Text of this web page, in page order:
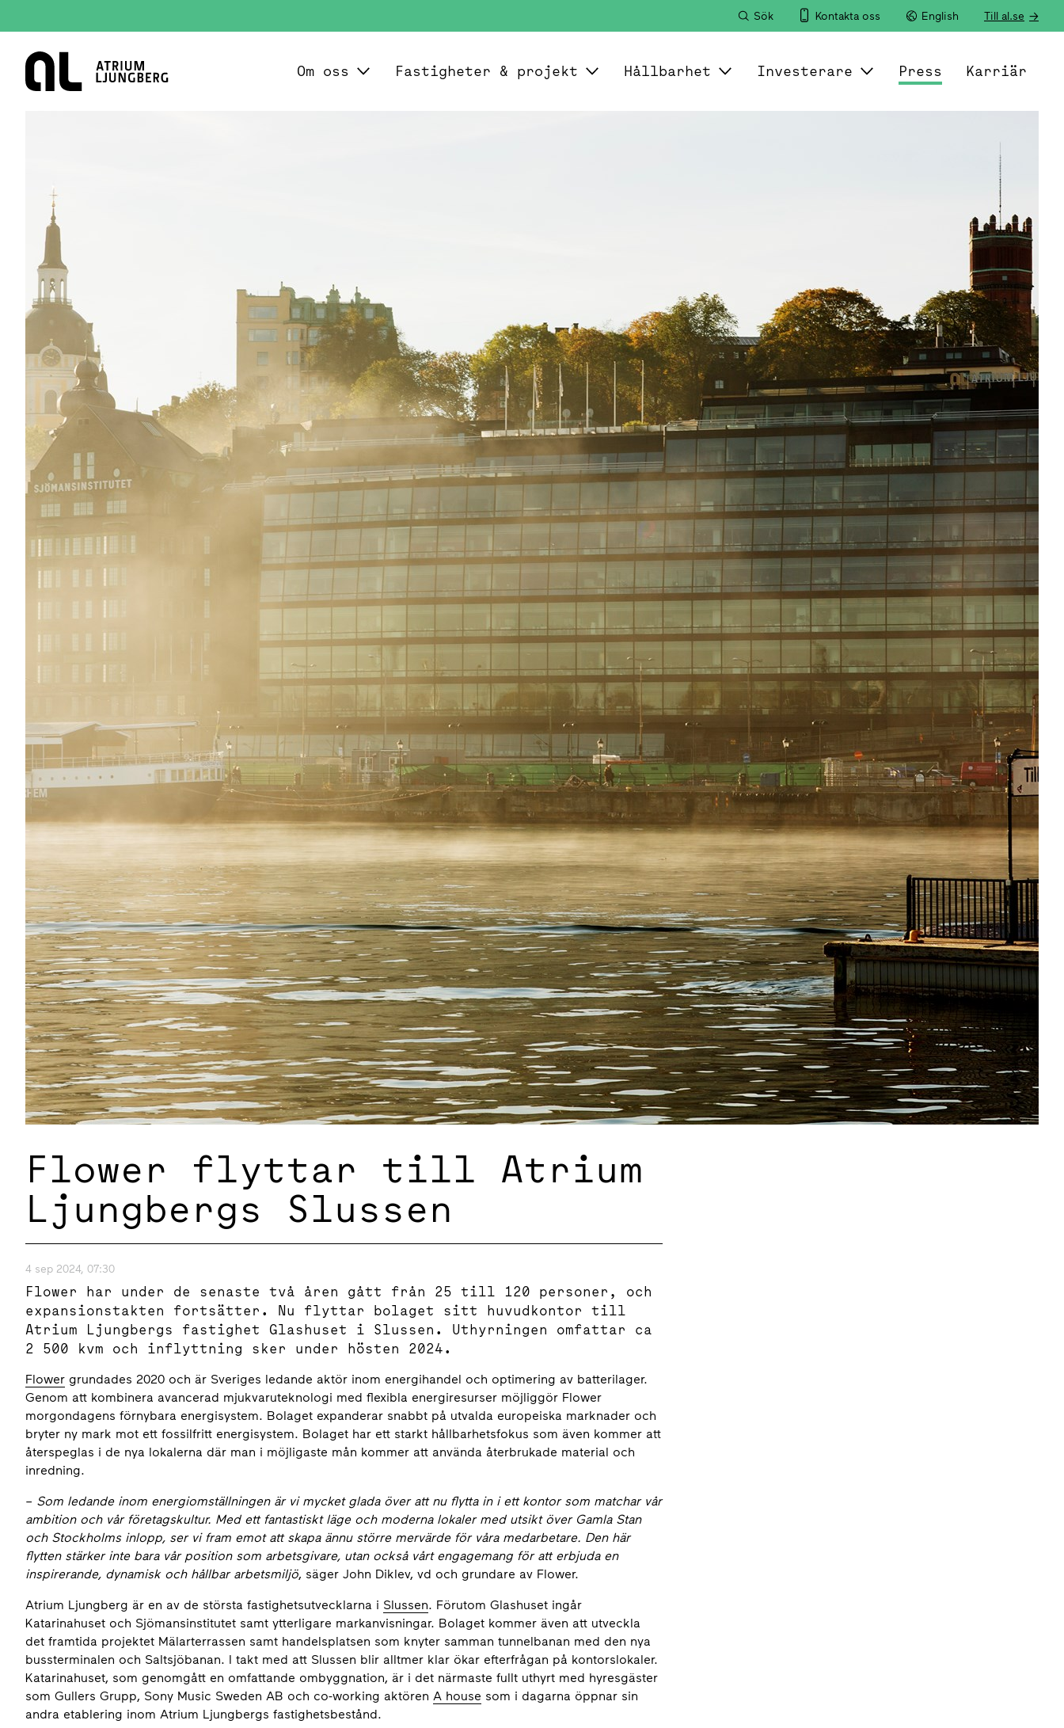
Sök Kontakta oss English Till al.se
Hem
Om oss Fastigheter & projekt Hållbarhet Investerare Press Karriär
Flower flyttar till Atrium
Ljungbergs Slussen
4 sep 2024, 07:30
Flower har under de senaste två åren gått från 25 till 120 personer, och
expansionstakten fortsätter. Nu flyttar bolaget sitt huvudkontor till
Atrium Ljungbergs fastighet Glashuset i Slussen. Uthyrningen omfattar ca
2 500 kvm och inflyttning sker under hösten 2024.
Flower grundades 2020 och är Sveriges ledande aktör inom energihandel och optimering av batterilager.
Genom att kombinera avancerad mjukvaruteknologi med flexibla energiresurser möjliggör Flower
morgondagens förnybara energisystem. Bolaget expanderar snabbt på utvalda europeiska marknader och
bryter ny mark mot ett fossilfritt energisystem. Bolaget har ett starkt hållbarhetsfokus som även kommer att
återspeglas i de nya lokalerna där man i möjligaste mån kommer att använda återbrukade material och
inredning.
– Som ledande inom energiomställningen är vi mycket glada över att nu flytta in i ett kontor som matchar vår
ambition och vår företagskultur. Med ett fantastiskt läge och moderna lokaler med utsikt över Gamla Stan
och Stockholms inlopp, ser vi fram emot att skapa ännu större mervärde för våra medarbetare. Den här
flytten stärker inte bara vår position som arbetsgivare, utan också vårt engagemang för att erbjuda en
inspirerande, dynamisk och hållbar arbetsmiljö, säger John Diklev, vd och grundare av Flower.
Atrium Ljungberg är en av de största fastighetsutvecklarna i Slussen. Förutom Glashuset ingår
Katarinahuset och Sjömansinstitutet samt ytterligare markanvisningar. Bolaget kommer även att utveckla
det framtida projektet Mälarterrassen samt handelsplatsen som knyter samman tunnelbanan med den nya
bussterminalen och Saltsjöbanan. I takt med att Slussen blir alltmer klar ökar efterfrågan på kontorslokaler.
Katarinahuset, som genomgått en omfattande ombyggnation, är i det närmaste fullt uthyrt med hyresgäster
som Gullers Grupp, Sony Music Sweden AB och co-working aktören A house som i dagarna öppnar sin
andra etablering inom Atrium Ljungbergs fastighetsbestånd.